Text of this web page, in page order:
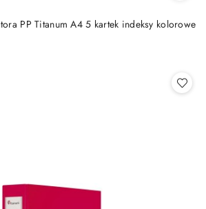
PP Titanum A4 5 kartek indeksy kolorowe